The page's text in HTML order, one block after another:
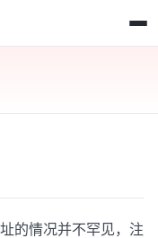
的情况并不罕见，注